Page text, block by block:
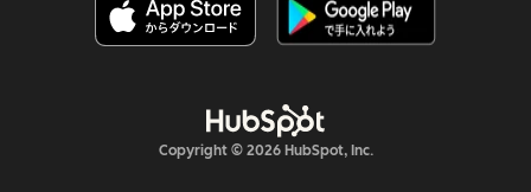
Copyright © 2026 HubSpot, Inc.